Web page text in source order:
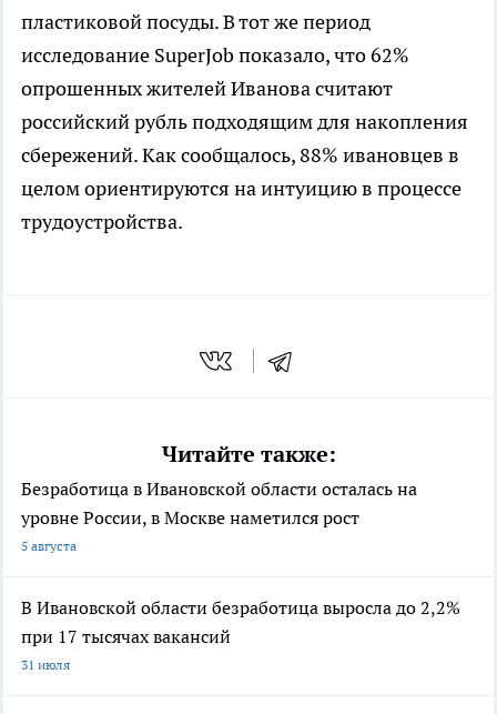
пластиковой посуды. В тот же период
исследование SuperJob показало, что 62%
опрошенных жителей Иванова считают
российский рубль подходящим для накопления
сбережений. Как сообщалось, 88% ивановцев в
целом ориентируются на интуицию в процессе
трудоустройства.
Читайте также:
Безработица в Ивановской области осталась на
уровне России, в Москве наметился рост
5 августа
В Ивановской области безработица выросла до 2,2%
при 17 тысячах вакансий
31 июля